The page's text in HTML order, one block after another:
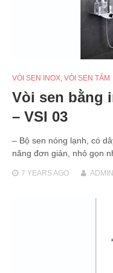
VÒI SEN INOX, VÒI SEN TẮM
Vòi sen bằng
– VSI 03
– Bộ sen nóng lạnh, có
năng đơn giản, nhỏ gọn
7 YEARSAGO ADMIN